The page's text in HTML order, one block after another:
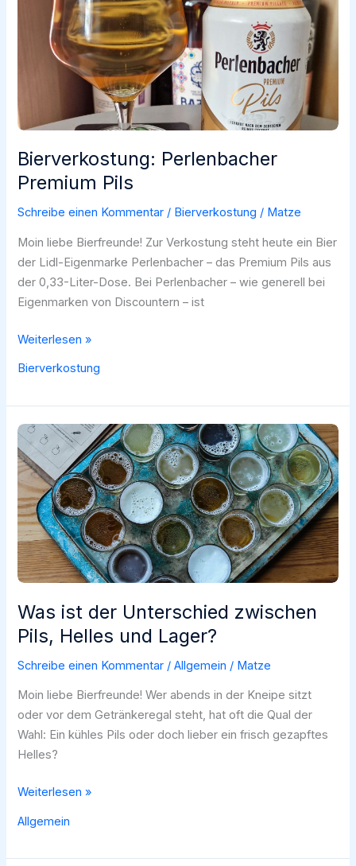
Bierverkostung: Perlenbacher
Premium Pils
Schreibe einen Kommentar / Bierverkostung / Matze
Moin liebe Bierfreunde! Zur Verkostung steht heute ein Bier
der Lidl-Eigenmarke Perlenbacher – das Premium Pils aus
der 0,33-Liter-Dose. Bei Perlenbacher – wie generell bei
Eigenmarken von Discountern – ist
Bierverkostung:
Weiterlesen »
Bierverkostung
Was ist der Unterschied zwischen
Pils, Helles und Lager?
Schreibe einen Kommentar /Allgemein / Matze
Moin liebe Bierfreunde! Wer abends in der Kneipe sitzt
oder vor dem Getränkeregal steht, hat oft die Qual der
Wahl: Ein kühles Pils oder doch lieber ein frisch gezapftes
Helles?
Was
der
Weiterlesen »
Allgemein